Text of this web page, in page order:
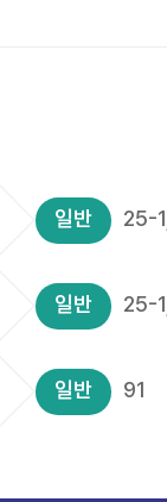
일반 25-
일반 25-
일반 91